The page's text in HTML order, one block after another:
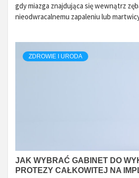
gdy miazga znajdująca się wewnątrz
nieodwracalnemu zapaleniu lub
ZDROWIE I URODA
JAK WYBRAĆ GABINET DO
PROTEZY CAŁKOWITEJ NA